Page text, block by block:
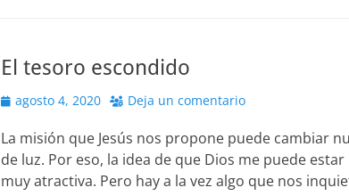
El tesoro escondido
Publicado
agosto 4, 2020 Deja un comentario
La misión que Jesús nos propone puede cambiar
de luz. Por eso, la idea de que Dios me puede
muy atractiva. Pero hay a la vez algo que nos